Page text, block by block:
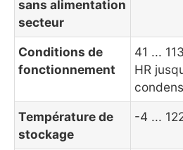
sans alimentation
secteur
Conditions de
fonctionnement
41 ...
HR
Température de
stockage
-4 ...